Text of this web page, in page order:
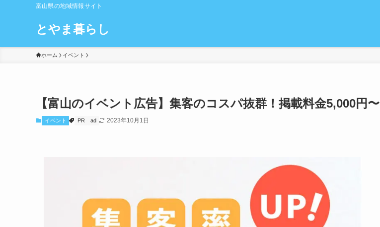
富山県の地域情報サイト
とやま暮らし
ホーム イベント
【富山のイベント広告】集客のコスパ抜群！掲載料金5,000円〜
イベント PR ad 2023年10月1日